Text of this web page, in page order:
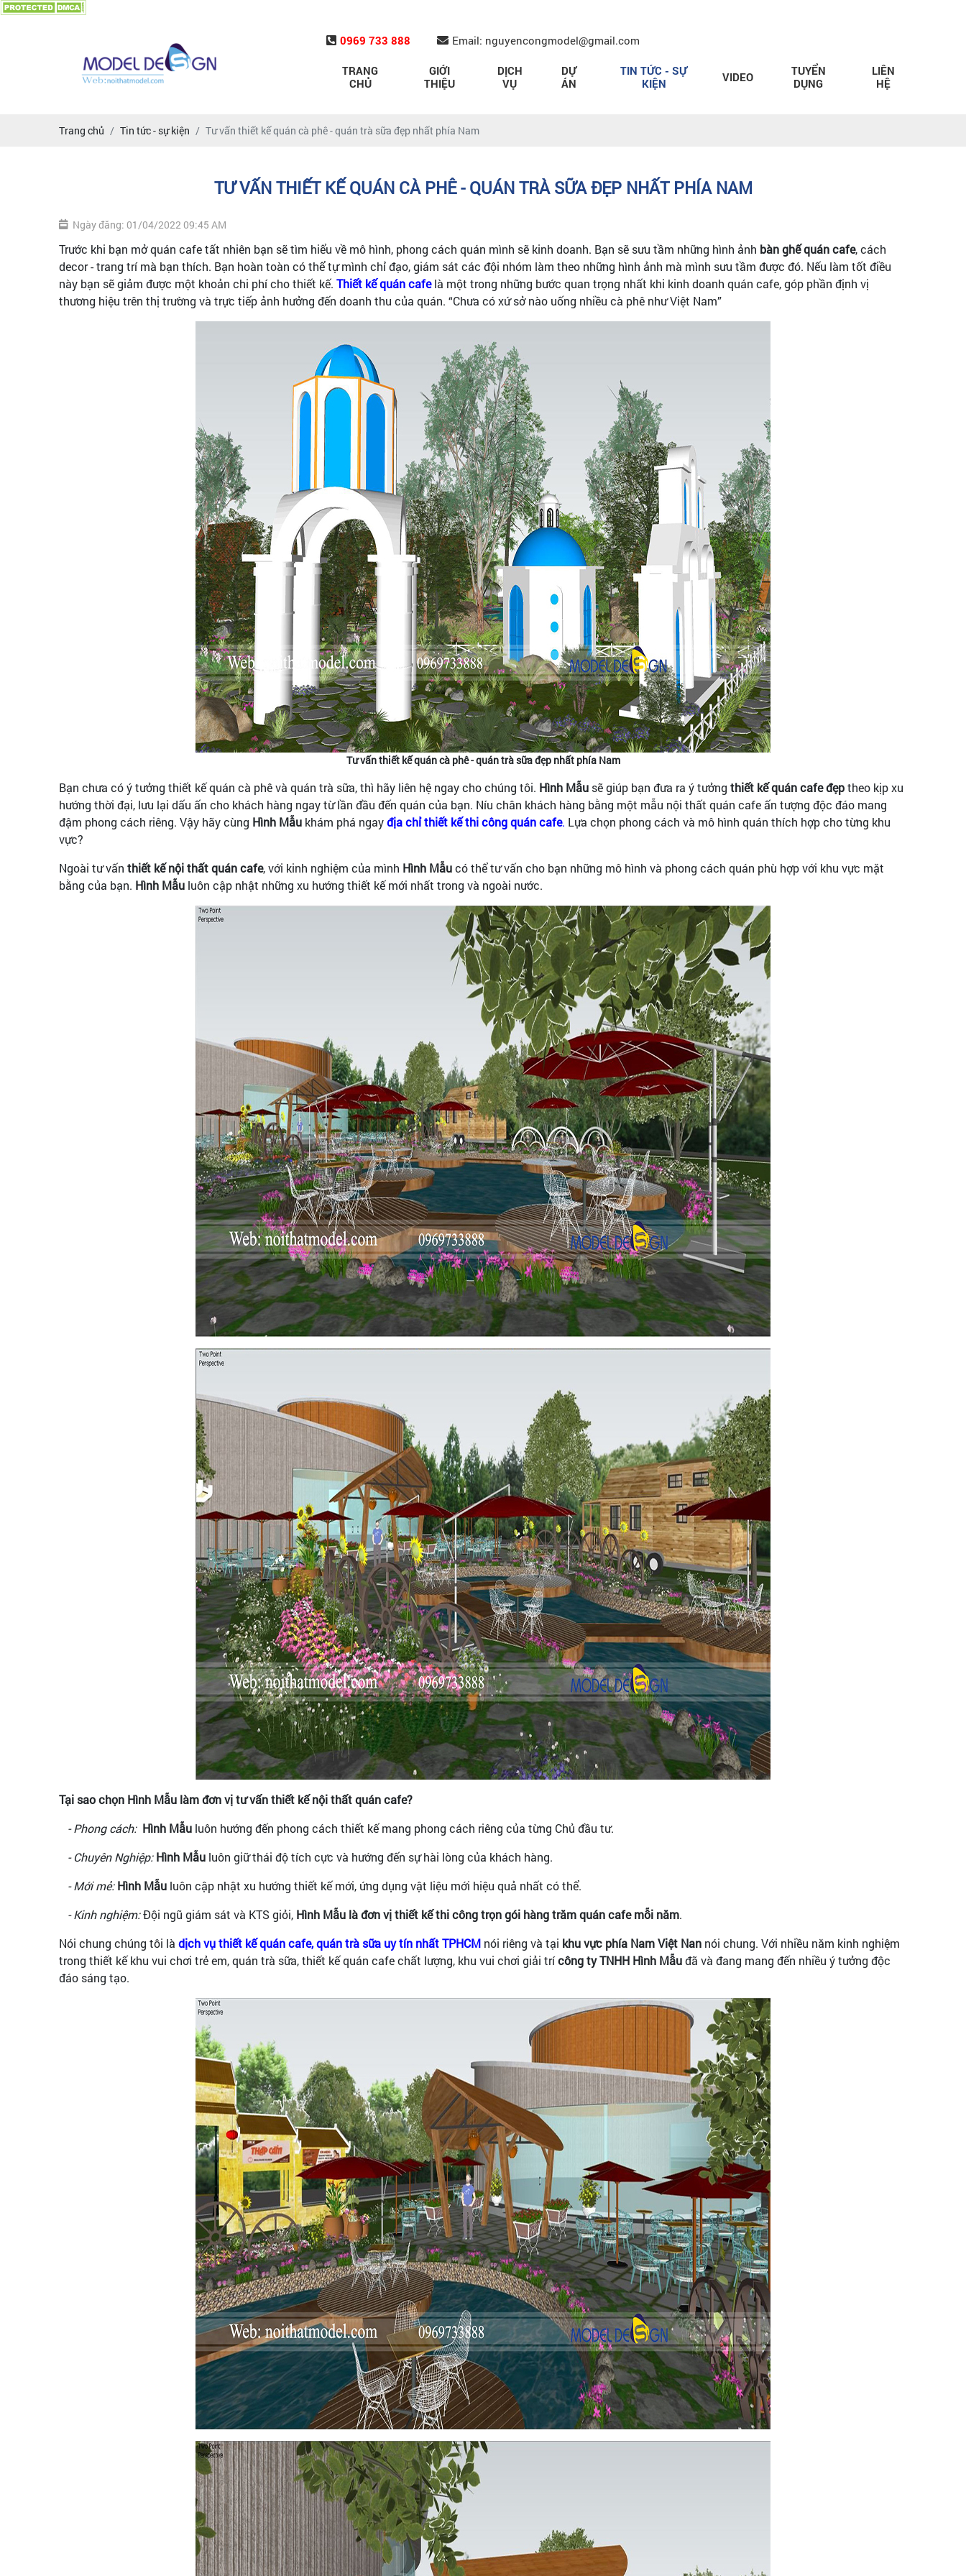
0969 733 888 Email: nguyencongmodel@gmail.com
TRANG
CHỦ
GIỚI
THIỆU
DỊCH
VỤ
DỰ
ÁN
TIN TỨC - SỰ
KIỆN
VIDEO
TUYỂN
DỤNG
LIÊN
HỆ
Trang chủ Tin tức - sự kiện Tư vấn thiết kế quán cà phê - quán trà sữa đẹp nhất phía Nam
TƯ VẤN THIẾT KẾ QUÁN CÀ PHÊ - QUÁN TRÀ SỮA ĐẸP NHẤT PHÍA NAM
Ngày đăng: 01/04/2022 09:45 AM
Trước khi bạn mở quán cafe tất nhiên bạn sẽ tìm hiểu về mô hình, phong cách quán mình sẽ kinh doanh. Bạn sẽ sưu tầm những hình ảnh bàn ghế quán cafe, cách
decor - trang trí mà bạn thích. Bạn hoàn toàn có thể tự mình chỉ đạo, giám sát các đội nhóm làm theo những hình ảnh mà mình sưu tầm được đó. Nếu làm tốt điều
này bạn sẽ giảm được một khoản chi phí cho thiết kế. Thiết kế quán cafelà một trong những bước quan trọng nhất khi kinh doanh quán cafe, góp phần định vị
thương hiệu trên thị trường và trực tiếp ảnh hưởng đến doanh thu của quán. “Chưa có xứ sở nào uống nhiều cà phê như Việt Nam”
Tư vấn thiết kế quán cà phê - quán trà sữa đẹp nhất phía Nam
Bạn chưa có ý tưởng thiết kế quán cà phê và quán trà sữa, thì hãy liên hệ ngay cho chúng tôi. Hình Mẫu sẽ giúp bạn đưa ra ý tưởng thiết kế quán cafe đẹptheo kịp xu
hướng thời đại, lưu lại dấu ấn cho khách hàng ngay từ lần đầu đến quán của bạn. Níu chân khách hàng bằng một mẫu nội thất quán cafe ấn tượng độc đáo mang
đậm phong cách riêng. Vậy hãy cùng Hình Mẫu khám phá ngayđịa chỉ thiết kế thi công quán cafe. Lựa chọn phong cách và mô hình quán thích hợp cho từng khu
vực?
Ngoài tư vấn thiết kế nội thất quán cafe, với kinh nghiệm của mình Hình Mẫucó thể tư vấn cho bạn những mô hình và phong cách quán phù hợp với khu vực mặt
bằng của bạn. Hình Mẫu luôn cập nhật những xu hướng thiết kế mới nhất trong và ngoài nước.
Tại sao chọn Hình Mẫu làm đơn vị tư vấn thiết kế nội thất quán cafe?
- Phong cách: Hình Mẫu luôn hướng đến phong cách thiết kế mang phong cách riêng của từng Chủ đầu tư.
- Chuyên Nghiệp: Hình Mẫu luôn giữ thái độ tích cực và hướng đến sự hài lòng của khách hàng.
- Mới mẻ:Hình Mẫu luôn cập nhật xu hướng thiết kế mới, ứng dụng vật liệu mới hiệu quả nhất có thể.
- Kinh nghiệm:Đội ngũ giám sát và KTS giỏi, Hình Mẫu là đơn vị thiết kế thi công trọn gói hàng trăm quán cafe mỗi năm.
Nói chung chúng tôi là dịch vụ thiết kế quán cafe, quán trà sữa uy tín nhất TPHCM nói riêng và tại khu vực phía Nam Việt Nan nói chung. Với nhiều năm kinh nghiệm
trong thiết kế khu vui chơi trẻ em, quán trà sữa, thiết kế quán cafe chất lượng, khu vui chơi giải trícông ty TNHH Hình Mẫuđã và đang mang đến nhiều ý tưởng độc
đáo sáng tạo.